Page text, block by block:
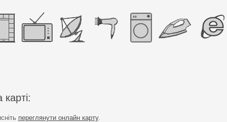
переглянути онлайн карту.